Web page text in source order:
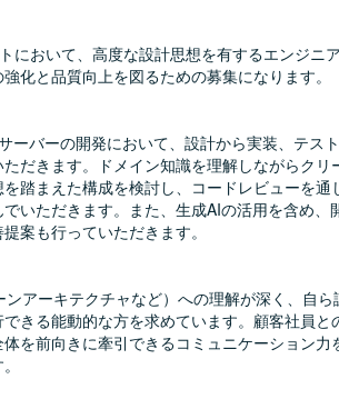
において、高度な設計思想を有するエンジニ
化と品質向上を図るための募集になります。
ーバーの開発において、設計から実装、テス
だきます。ドメイン知識を理解しながらクリ
踏まえた構成を検討し、コードレビューを通
いただきます。また、生成AIの活用を含め、
案も行っていただきます。
アーキテクチャなど）への理解が深く、自ら
きる能動的な方を求めています。顧客社員と
を前向きに牽引できるコミュニケーション力